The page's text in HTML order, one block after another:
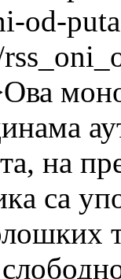
od-puta
на
са